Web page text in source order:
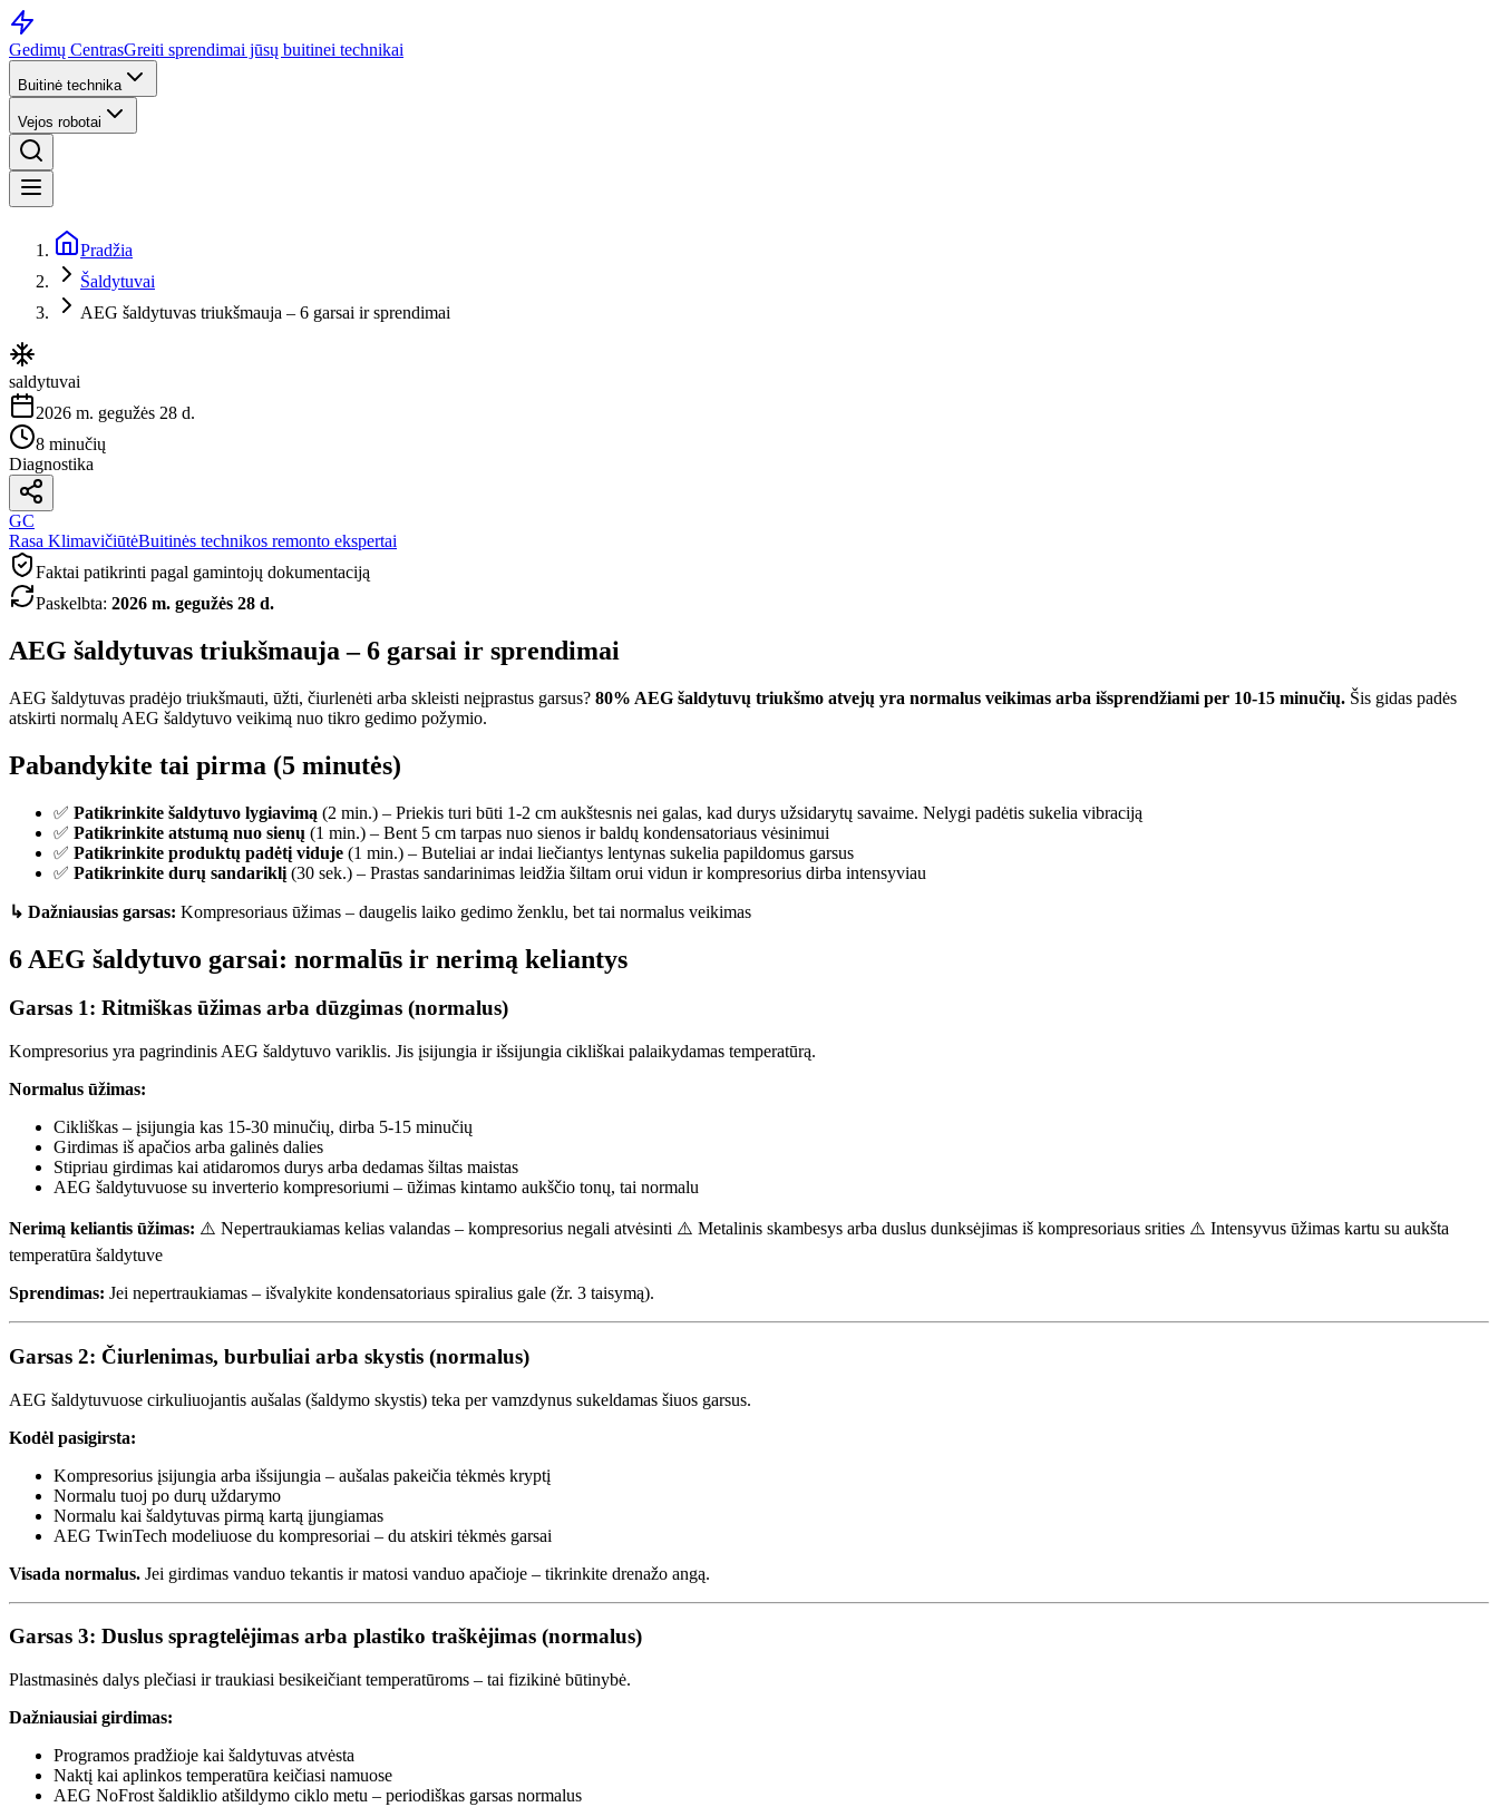
Gedimų CentrasGreiti sprendimai jūsų buitinei technikai
Buitinė technika
Vejos robotai
Pradžia
Šaldytuvai
AEG šaldytuvas triukšmauja – 6 garsai ir sprendimai
saldytuvai
2026 m. gegužės 28 d.
8 minučių
Diagnostika
GC
Rasa KlimavičiūtėBuitinės technikos remonto ekspertai
Faktai patikrinti pagal gamintojų dokumentaciją
Paskelbta: 2026 m. gegužės 28 d.
AEG šaldytuvas triukšmauja – 6 garsai ir sprendimai
AEG šaldytuvas pradėjo triukšmauti, ūžti, čiurlenėti arba skleisti neįprastus garsus? 80% AEG šaldytuvų triukšmo atvejų yra normalus veikimas arba išsprendžiami per 10-15 minučių. Šis gidas padės
atskirti normalų AEG šaldytuvo veikimą nuo tikro gedimo požymio.
Pabandykite tai pirma (5 minutės)
✅ Patikrinkite šaldytuvo lygiavimą (2 min.) – Priekis turi būti 1-2 cm aukštesnis nei galas, kad durys užsidarytų savaime. Nelygi padėtis sukelia vibraciją
✅ Patikrinkite atstumą nuo sienų (1 min.) – Bent 5 cm tarpas nuo sienos ir baldų kondensatoriaus vėsinimui
✅ Patikrinkite produktų padėtį viduje (1 min.) – Buteliai ar indai liečiantys lentynas sukelia papildomus garsus
✅ Patikrinkite durų sandariklį (30 sek.) – Prastas sandarinimas leidžia šiltam orui vidun ir kompresorius dirba intensyviau
↳ Dažniausias garsas: Kompresoriaus ūžimas – daugelis laiko gedimo ženklu, bet tai normalus veikimas
6 AEG šaldytuvo garsai: normalūs ir nerimą keliantys
Garsas 1: Ritmiškas ūžimas arba dūzgimas (normalus)
Kompresorius yra pagrindinis AEG šaldytuvo variklis. Jis įsijungia ir išsijungia cikliškai palaikydamas temperatūrą.
Normalus ūžimas:
Cikliškas – įsijungia kas 15-30 minučių, dirba 5-15 minučių
Girdimas iš apačios arba galinės dalies
Stipriau girdimas kai atidaromos durys arba dedamas šiltas maistas
AEG šaldytuvuose su inverterio kompresoriumi – ūžimas kintamo aukščio tonų, tai normalu
Nerimą keliantis ūžimas: ⚠️ Nepertraukiamas kelias valandas – kompresorius negali atvėsinti ⚠️ Metalinis skambesys arba duslus dunksėjimas iš kompresoriaus srities ⚠️ Intensyvus ūžimas kartu su aukšta
temperatūra šaldytuve
Sprendimas: Jei nepertraukiamas – išvalykite kondensatoriaus spiralius gale (žr. 3 taisymą).
Garsas 2: Čiurlenimas, burbuliai arba skystis (normalus)
AEG šaldytuvuose cirkuliuojantis aušalas (šaldymo skystis) teka per vamzdynus sukeldamas šiuos garsus.
Kodėl pasigirsta:
Kompresorius įsijungia arba išsijungia – aušalas pakeičia tėkmės kryptį
Normalu tuoj po durų uždarymo
Normalu kai šaldytuvas pirmą kartą įjungiamas
AEG TwinTech modeliuose du kompresoriai – du atskiri tėkmės garsai
Visada normalus. Jei girdimas vanduo tekantis ir matosi vanduo apačioje – tikrinkite drenažo angą.
Garsas 3: Duslus spragtelėjimas arba plastiko traškėjimas (normalus)
Plastmasinės dalys plečiasi ir traukiasi besikeičiant temperatūroms – tai fizikinė būtinybė.
Dažniausiai girdimas:
Programos pradžioje kai šaldytuvas atvėsta
Naktį kai aplinkos temperatūra keičiasi namuose
AEG NoFrost šaldiklio atšildymo ciklo metu – periodiškas garsas normalus